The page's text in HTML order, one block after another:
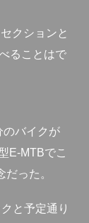
クションと
ることはで
のバイクが
E-MTBでこ
った。
と予定通り